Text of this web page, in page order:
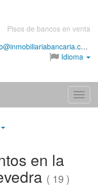
Pisos de bancos en venta
info@inmobiliariabancaria.com
Idioma
Menú
en la
( 19 )